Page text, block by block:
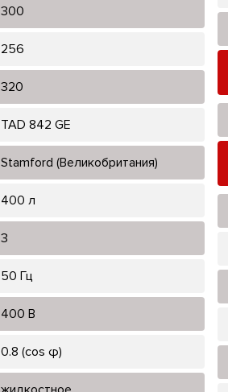
300
256
320
TAD 842 GE
Stamford (Великобритания)
400 л
3
50 Гц
400 В
0.8 (cos φ)